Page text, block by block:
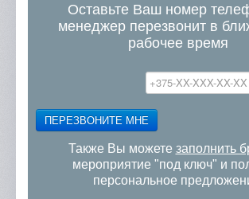
Оставьте Ваш номер
менеджер перезвонит в
рабочее время
ПЕРЕЗВОНИТЕ МНЕ
Также Вы можете заполнить
мероприятие "под ключ" и
персональное